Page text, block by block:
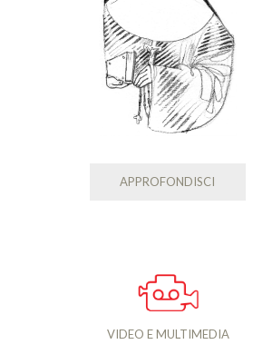
APPROFONDISCI
VIDEO E MULTIMEDIA